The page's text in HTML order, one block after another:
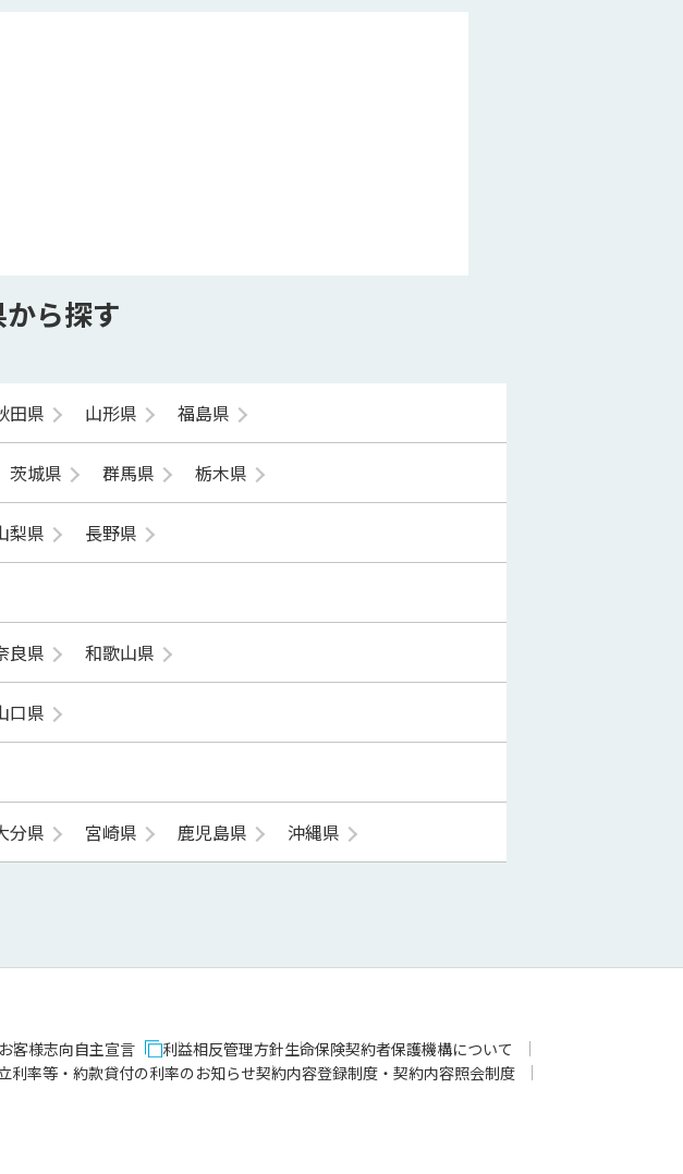
ら探す
田県 山形県 福島県
茨城県 群馬県 栃木県
梨県 長野県
良県 和歌山県
口県
分県 宮崎県 鹿児島県 沖縄県
お客様志向自主宣言 利益相反管理方針生命保険契約者保護機構について
利率等・約款貸付の利率のお知らせ契約内容登録制度・契約内容照会制度